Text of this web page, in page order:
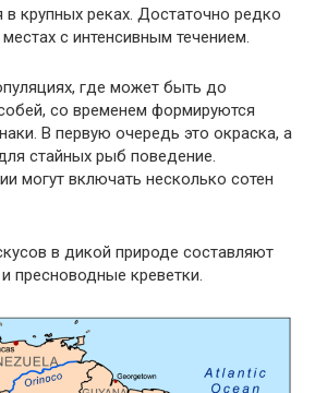
крупных реках. Достаточно редко
с интенсивным течением.
где может быть до
со временем формируются
В первую очередь это окраска, а
стайных рыб поведение.
могут включать несколько сотен
в дикой природе составляют
пресноводные креветки.